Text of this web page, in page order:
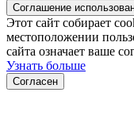
Соглашение
Этот сайт собирает
местоположении
сайта означает ваше
Узнать больше
Согласен